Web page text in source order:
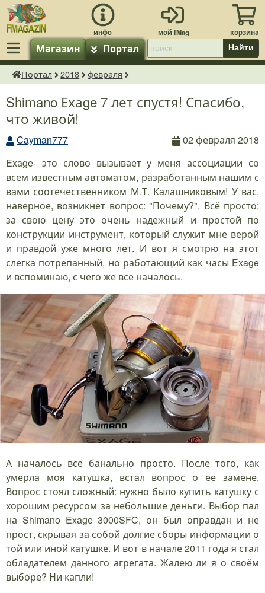
Магазин Портал Найти
fMagazin.ru
Портал 2018 февраля
Shimano Ехаge 7 лет спустя! Спасибо,
что живой!
Cayman777
02 февраля 2018
Exage- это слово вызывает у меня ассоциации со
всем известным автоматом, разработанным нашим с
вами соотечественником М.Т. Калашниковым! У вас,
наверное, возникнет вопрос: "Почему?". Всё просто:
за свою цену это очень надежный и простой по
конструкции инструмент, который служит мне верой
и правдой уже много лет. И вот я смотрю на этот
слегка потрепанный, но работающий как часы Exage
и вспоминаю, с чего же все началось.
А началось все банально просто. После того, как
умерла моя катушка, встал вопрос о ее замене.
Вопрос стоял сложный: нужно было купить катушку с
хорошим ресурсом за небольшие деньги. Выбор пал
на Shimano Exage 3000SFC, он был оправдан и не
прост, скрывая за собой долгие сборы информации о
той или иной катушке. И вот в начале 2011 года я стал
обладателем данного агрегата. Жалею ли я о своём
выборе? Ни капли!